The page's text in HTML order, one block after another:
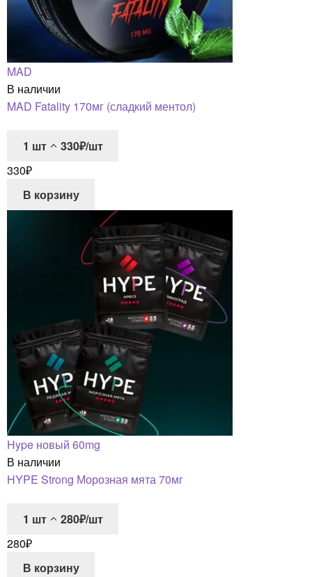
MAD
В наличии
MAD Fatality 170мг (сладкий ментол)
1 шт
330₽/шт
330₽
В корзину
Hype новый 60mg
В наличии
HYPE Strong Морозная мята 70мг
1 шт
280₽/шт
280₽
В корзину